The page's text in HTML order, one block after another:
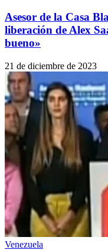
Asesor de la Casa
liberación de Alex
bueno»
21 de diciembre de 2023
Venezuela